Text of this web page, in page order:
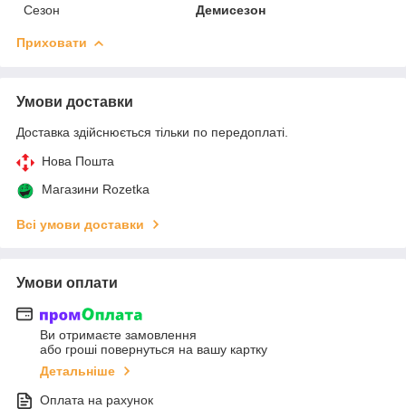
Сезон
Демисезон
Приховати
Умови доставки
Доставка здійснюється тільки по передоплаті.
Нова Пошта
Магазини Rozetka
Всі умови доставки
Умови оплати
Ви отримаєте замовлення
або гроші повернуться на вашу картку
Детальніше
Оплата на рахунок